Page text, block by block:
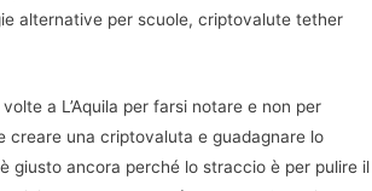
alternative per scuole, criptovalute tether
a L’Aquila per farsi notare e non per
creare una criptovaluta e guadagnare lo
giusto ancora perché lo straccio è per pulire il